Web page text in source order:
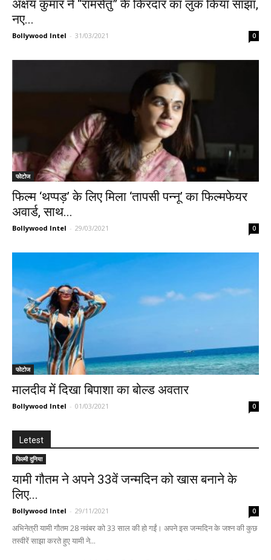
अक्षय कुमार ने “रामसेतु” के किरदार का लुक किया साझा,
नए...
Bollywood Intel - 31/03/2021 0
फोटोज
फिल्म ‘थप्पड़’ के लिए मिला ‘तापसी पन्नू’ का फिल्मफेयर
अवार्ड, साथ...
Bollywood Intel - 29/03/2021 0
फोटोज
मालदीव में दिखा बिपाशा का बोल्ड अवतार
Bollywood Intel - 01/03/2021 0
Letest
फिल्मी दुनिया
यामी गौतम ने अपने 33वें जन्मदिन को खास बनाने के
लिए...
Bollywood Intel - 29/11/2021 0
अभिनेत्री यामी गौतम 28 नवंबर को 33 साल की हो गईं। अपने इस जन्मदिन के जश्न की कुछ
तस्वीरें साझा करते हुए यामी ने...